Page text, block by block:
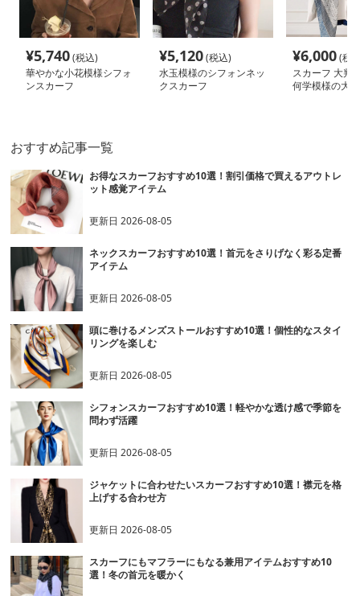
¥5,740(税込)
華やかな小花模様シフォ
ンスカーフ
¥5,120(税込)
水玉模様のシフォンネッ
クスカーフ
¥6,000(税
スカーフ 大判
何学模様の大
おすすめ記事一覧
お得なスカーフおすすめ10選！割引価格で買えるアウトレ
ット感覚アイテム
更新日2026-08-05
ネックスカーフおすすめ10選！首元をさりげなく彩る定番
アイテム
更新日2026-08-05
頭に巻けるメンズストールおすすめ10選！個性的なスタイ
リングを楽しむ
更新日2026-08-05
シフォンスカーフおすすめ10選！軽やかな透け感で季節を
問わず活躍
更新日2026-08-05
ジャケットに合わせたいスカーフおすすめ10選！襟元を格
上げする合わせ方
更新日2026-08-05
スカーフにもマフラーにもなる兼用アイテムおすすめ10
選！冬の首元を暖かく